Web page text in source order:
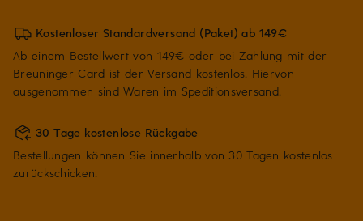
Kostenloser Standardversand (Paket) ab 149€
Ab einem Bestellwert von 149€ oder bei Zahlung mit der
Breuninger Card ist der Versand kostenlos. Hiervon
ausgenommen sind Waren im Speditionsversand.
30 Tage kostenlose Rückgabe
Bestellungen können Sie innerhalb von 30 Tagen kostenlos
zurückschicken.